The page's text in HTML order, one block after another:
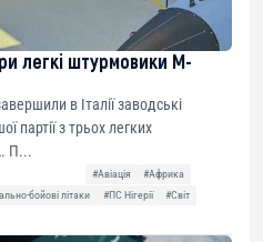
легкі штурмовики M-
в Італії заводські
партії з трьох легких
П...
#Авіація
#Африка
бойові літаки #ПС Нігерії
#Світ